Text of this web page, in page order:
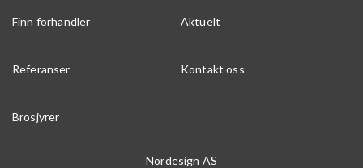
Finn forhandler Aktuelt
Referanser Kontakt oss
Brosjyrer
Nordesign AS